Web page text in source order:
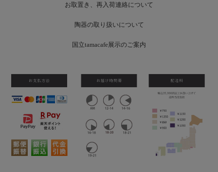
お取置き、再入荷連絡について
陶器の取り扱いについて
国立tamacafe展示のご案内